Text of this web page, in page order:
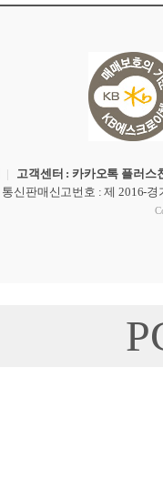
| 고객센터 : 카카오톡 플러스
통신판매신고번호 : 제 2016-